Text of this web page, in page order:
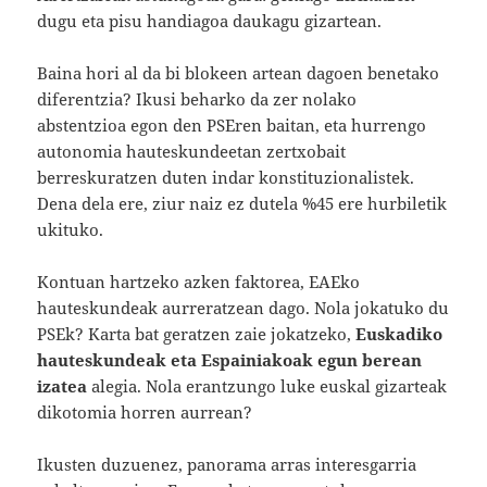
dugu eta pisu handiagoa daukagu gizartean.
Baina hori al da bi blokeen artean dagoen benetako
diferentzia? Ikusi beharko da zer nolako
abstentzioa egon den PSEren baitan, eta hurrengo
autonomia hauteskundeetan zertxobait
berreskuratzen duten indar konstituzionalistek.
Dena dela ere, ziur naiz ez dutela %45 ere hurbiletik
ukituko.
Kontuan hartzeko azken faktorea, EAEko
hauteskundeak aurreratzean dago. Nola jokatuko du
PSEk? Karta bat geratzen zaie jokatzeko,Euskadiko
hauteskundeak eta Espainiakoak egun berean
izatea alegia. Nola erantzungo luke euskal gizarteak
dikotomia horren aurrean?
Ikusten duzuenez, panorama arras interesgarria